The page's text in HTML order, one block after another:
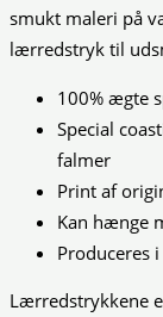
smukt maleri på
lærredstryk til
100% ægte
Special
falmer
Print af
Kan hænge
Produceres
Lærredstrykkene